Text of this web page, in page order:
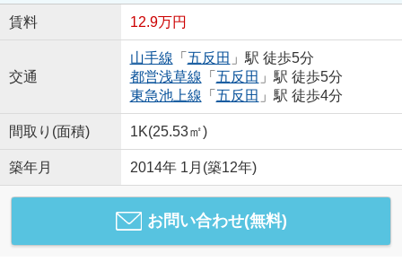
賃料 12.9万円
交通
山手線 「 五反田 」駅 徒歩5分
都営浅草線 「 五反田 」駅 徒歩5分
東急池上線 「 五反田 」駅 徒歩4分
間取り(面積) 1K(25.53㎡)
築年月 2014年 1月(築12年)
お問い合わせ(無料)